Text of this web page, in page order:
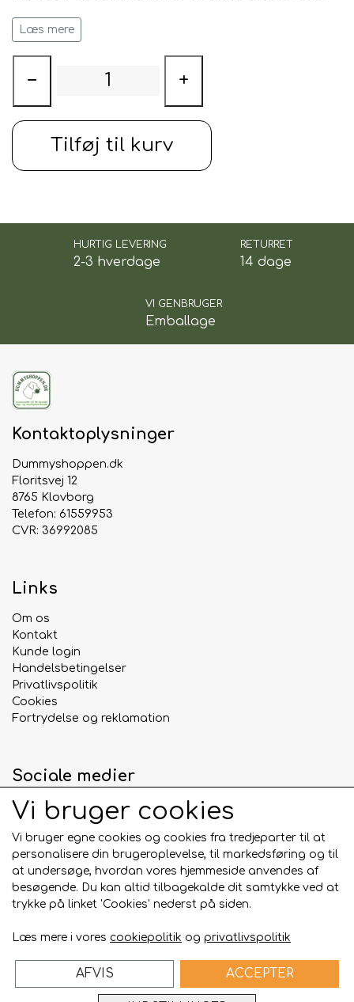
give din hund alle de næringsstoffer, den har
eller som en velsmagende godbid under træning
Den lækre smag og bløde konsistens gør det
ideelt til belønning, klikkertræning og andre
træningssituationer.
Læs mere
− +
Tilføj til kurv
HURTIG LEVERING
2-3 hverdage
RETURRET
14 dage
VI GENBRUGER
Emballage
Kontaktoplysninger
Dummyshoppen.dk
Floritsvej 12
8765 Klovborg
Telefon: 61559953
CVR: 36992085
Links
Om os
Kontakt
Kunde login
Handelsbetingelser
Privatlivspolitik
Cookies
Fortrydelse og reklamation
Sociale medier
Betalingskort
Bygget på ideal.shop
Vi bruger cookies
Vi bruger egne cookies og cookies fra tredjeparter til at
personalisere din brugeroplevelse, til markedsføring og til
at undersøge, hvordan vores hjemmeside anvendes af
besøgende. Du kan altid tilbagekalde dit samtykke ved at
trykke på linket 'Cookies' nederst på siden.
Læs mere i vores cookiepolitik og privatlivspolitik
AFVIS ACCEPTER